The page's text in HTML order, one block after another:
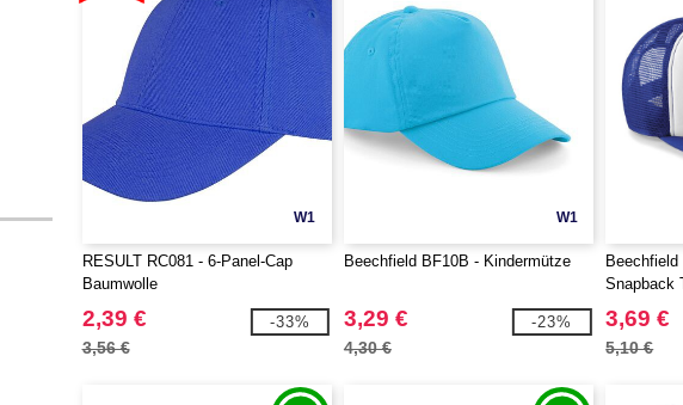
W1
RESULT RC081 - 6-Panel-Cap
Baumwolle
2,39 €
3,56 €
-33%
W1
Beechfield BF10B - Kindermütze
3,29 €
4,30 €
-23%
Snapback
3,69 €
5,10 €